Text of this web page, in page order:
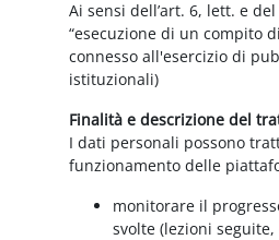
Ai sensi dell’art. 6, lett. e
“esecuzione di un compito
connesso all'esercizio di
istituzionali)
Finalità e descrizione del
I dati personali possono
funzionamento delle
monitorare il
svolte (lezioni